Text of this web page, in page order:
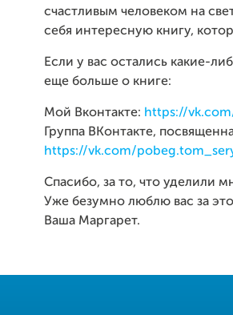
счастливым человеком на
себя интересную книгу,
Если у вас остались какие-
еще больше о книге:
Мой Вконтакте: https://
Группа ВКонтакте,
https://vk.com/
Спасибо, за то, что уделили
Уже безумно люблю вас за
Ваша Маргарет.